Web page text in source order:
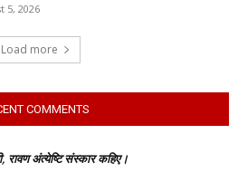
5, 2026
Load more
COMMENTS
रावण अंत्येष्टि संस्कार कहिए।